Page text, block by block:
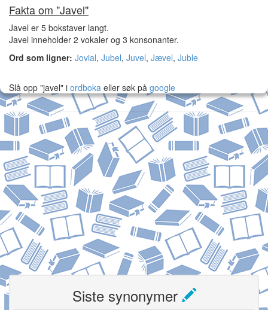
Fakta om "Javel"
Javel er 5 bokstaver langt.
Javel inneholder 2 vokaler og 3 konsonanter.
Ord som ligner: Jovial, Jubel, Juvel, Jævel, Juble
Slå opp "javel" i ordboka eller søk på google
Siste synonymer